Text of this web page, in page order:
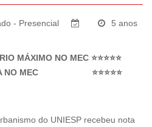
- Presencial 5 anos
MÁXIMO NO MEC ⭐⭐⭐⭐⭐
NO MEC ⭐⭐⭐⭐⭐
do UNIESP recebeu nota